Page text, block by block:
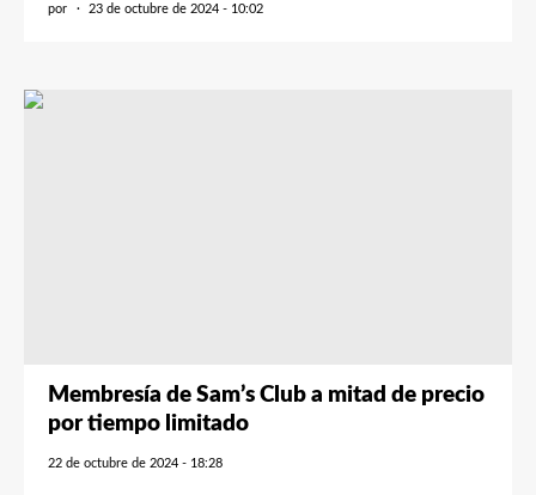
por 23 de octubre de 2024 - 10:02
Membresía de Sam’s Club a mitad de precio
por tiempo limitado
22 de octubre de 2024 - 18:28